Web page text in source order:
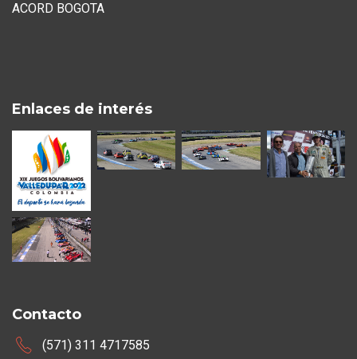
ACORD BOGOTA
Enlaces de interés
Contacto
(571) 311 4717585